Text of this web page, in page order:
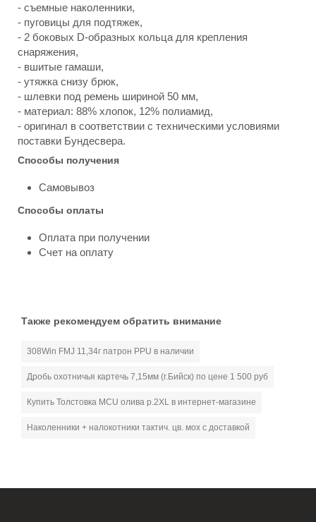
- съемные наколенники,
- пуговицы для подтяжек,
- 2 боковых D-образных кольца для крепления
снаряжения,
- вшитые гамаши,
- утяжка снизу брюк,
- шлевки под ремень шириной 50 мм,
- материал: 88% хлопок, 12% полиамид,
- оригинал в соответствии с техническими условиями
поставки Бундесвера.
Способы получения
Самовывоз
Способы оплаты
Оплата при получении
Счет на оплату
Также рекомендуем обратить внимание
308Win FMJ 11,34г патрон PPU в наличии
Дробь охотничья картечь 7,15мм (г.Бийск) по цене 1 500 руб
Купить Толстовка MCU олива р.2XL в интернет-магазине
Наколенники + налокотники тактич. цв. мох с доставкой